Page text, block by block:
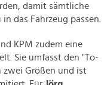
damit sämtliche
das Fahrzeug passen.
KPM zudem eine
Sie umfasst den "To-
zwei Größen und ist